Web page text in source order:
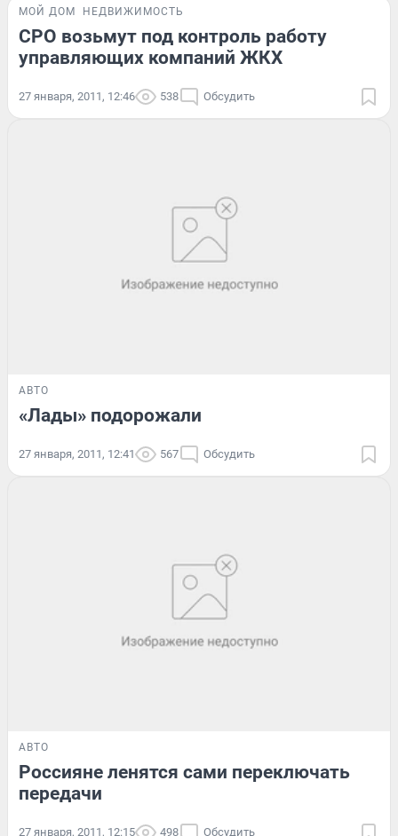
МОЙ ДОМ НЕДВИЖИМОСТЬ
СРО возьмут под контроль работу
управляющих компаний ЖКХ
27 января, 2011, 12:46 538 Обсудить
АВТО
«Лады» подорожали
27 января, 2011, 12:41 567 Обсудить
АВТО
Россияне ленятся сами переключать
передачи
27 января, 2011, 12:15 498 Обсудить